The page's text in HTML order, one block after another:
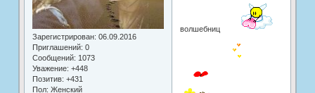
Зарегистрирован: 06.09.2016
Приглашений: 0
Сообщений: 1073
Уважение: +448
Позитив: +431
Пол: Женский
волшебниц